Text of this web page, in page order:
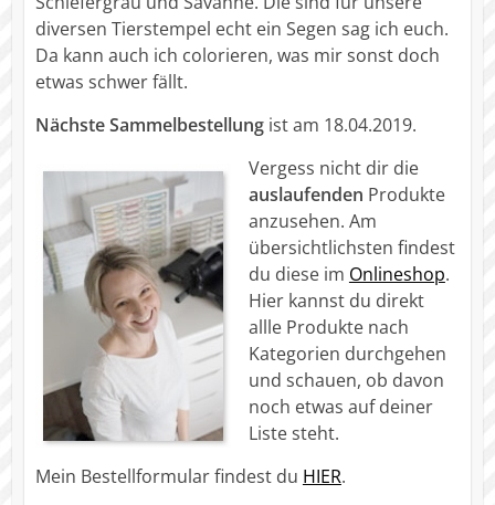
diversen Tierstempel echt ein Segen sag ich euch.
Da kann auch ich colorieren, was mir sonst doch
etwas schwer fällt.
Nächste Sammelbestellungist am 18.04.2019.
Vergess nicht dir die
auslaufenden Produkte
anzusehen. Am
übersichtlichsten findest
du diese im Onlineshop.
Hier kannst du direkt
allle Produkte nach
Kategorien durchgehen
und schauen, ob davon
noch etwas auf deiner
Liste steht.
Mein Bestellformular findest du HIER.